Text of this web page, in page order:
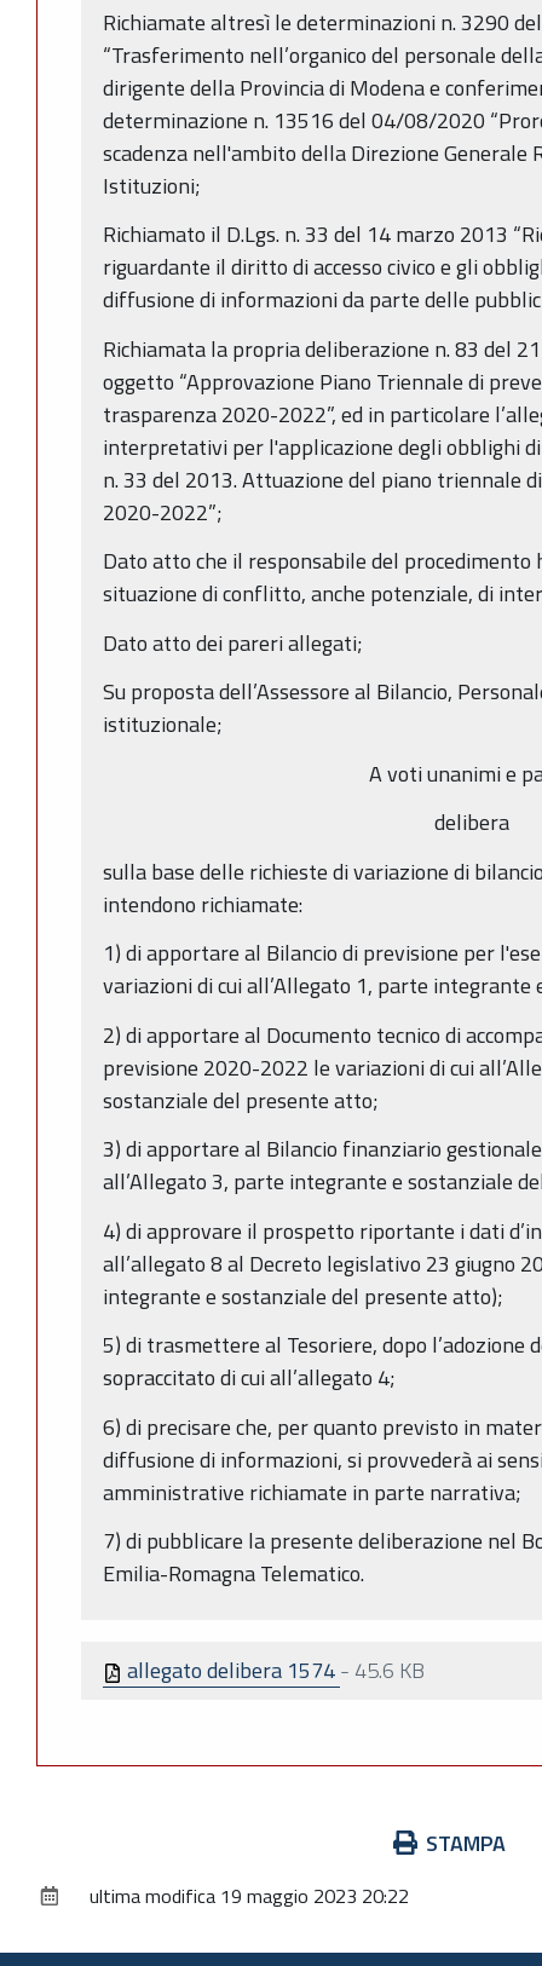
Richiamate altresì le determinazioni n. 3290
“Trasferimento nell’organico del personale
dirigente della Provincia di Modena e
determinazione n. 13516 del 04/08/2020
scadenza nell'ambito della Direzione Generale
Istituzioni;
Richiamato il D.Lgs. n. 33 del 14 marzo 2013
riguardante il diritto di accesso civico e gli
diffusione di informazioni da parte delle
Richiamata la propria deliberazione n. 83 del
oggetto “Approvazione Piano Triennale di
trasparenza 2020-2022”, ed in particolare
interpretativi per l'applicazione degli obblighi
n. 33 del 2013. Attuazione del piano triennale
2020-2022”;
Dato atto che il responsabile del
situazione di conflitto, anche potenziale, di
Dato atto dei pareri allegati;
Su proposta dell’Assessore al Bilancio,
istituzionale;
A voti unanimi e
delibera
sulla base delle richieste di variazione di
intendono richiamate:
1) di apportare al Bilancio di previsione per
variazioni di cui all’Allegato 1, parte
2) di apportare al Documento tecnico di
previsione 2020-2022 le variazioni di cui
sostanziale del presente atto;
3) di apportare al Bilancio finanziario
all’Allegato 3, parte integrante e sostanziale
4) di approvare il prospetto riportante i dati
all’allegato 8 al Decreto legislativo 23 giugno
integrante e sostanziale del presente atto);
5) di trasmettere al Tesoriere, dopo
sopraccitato di cui all’allegato 4;
6) di precisare che, per quanto previsto in
diffusione di informazioni, si provvederà ai
amministrative richiamate in parte narrativa;
7) di pubblicare la presente deliberazione nel
Emilia-Romagna Telematico.
allegato delibera 1574- 45.6 KB
documento
STAMPA
ultima modifica 19 maggio 2023 20:22